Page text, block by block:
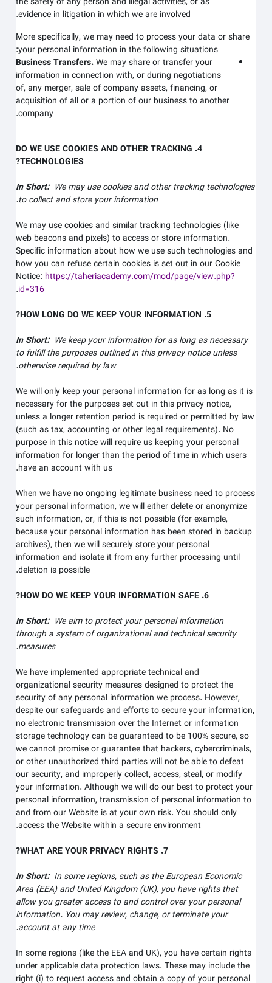
evidence in litigation in which we are involved.
More specifically, we may need to process your data or share
your personal information in the following situations:
Business Transfers.We may share or transfer your
information in connection with, or during negotiations
of, any merger, sale of company assets, financing, or
acquisition of all or a portion of our business to another
company.
4. DO WE USE COOKIES AND OTHER TRACKING
TECHNOLOGIES?
In Short:We may use cookies and other tracking technologies
to collect and store your information.
We may use cookies and similar tracking technologies (like
web beacons and pixels) to access or store information.
Specific information about how we use such technologies and
how you can refuse certain cookies is set out in our Cookie
Notice:https://taheriacademy.com/mod/page/view.php?
id=316
.
In Short:We keep your information for as long as necessary
to fulfill the purposes outlined in this privacy notice unless
otherwise required by law.
We will only keep your personal information for as long as it is
necessary for the purposes set out in this privacy notice,
unless a longer retention period is required or permitted by law
(such as tax, accounting or other legal requirements). No
purpose in this notice will require us keeping your personal
information for longer thanthe period of time in which users
have an account with us
.
When we have no ongoing legitimate business need to process
your personal information, we will either delete or anonymize
such information, or, if this is not possible (for example,
because your personal information has been stored in backup
archives), then we will securely store your personal
information and isolate it from any further processing until
deletion is possible.
In Short:We aim to protect your personal information
through a system of organizational and technical security
measures.
We have implemented appropriate technical and
organizational security measures designed to protect the
security of any personal information we process. However,
despite our safeguards and efforts to secure your information,
no electronic transmission over the Internet or information
storage technology can be guaranteed to be 100% secure, so
we cannot promise or guarantee that hackers, cybercriminals,
or other unauthorized third parties will not be able to defeat
our security, and improperly collect, access, steal, or modify
your information. Although we will do our best to protect your
personal information, transmission of personal information to
and from ourWebsiteis at your own risk. You should only
access theWebsitewithin a secure environment.
In Short: In some regions, such as the European Economic
Area (EEA) and United Kingdom (UK), you have rights that
allow you greater access to and control over your personal
information.You may review, change, or terminate your
account at any time.
In some regions (like the EEA and UK), you have certain rights
under applicable data protection laws. These may include the
right (i) to request access and obtain a copy of your personal